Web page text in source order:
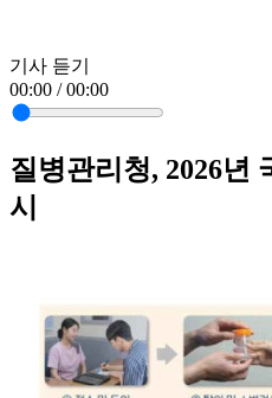
기사 듣기
00:00 / 00:00
질병관리청, 2026년
시